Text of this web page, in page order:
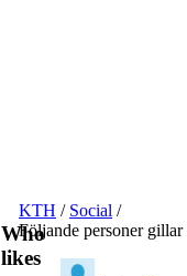
KTH / Social /
Följande personer gillar
Who
likes